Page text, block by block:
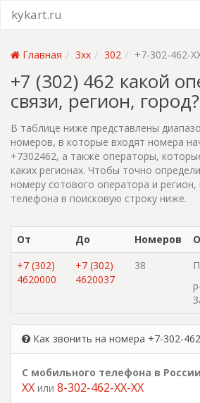
kykart.ru
Главная 3xx 302 +7-302-462-
+7 (302) 462 какой
связи, регион, город?
В таблице ниже представлены
номеров, в которые входят номера
+7302462, а также операторы,
каких регионах. Чтобы точно
номеру сотового оператора и
телефона в поисковую строку ниже.
От До Номеров
+7 (302)
4620000
+7 (302)
4620037
38
Как звонить на номера +7-302-
С мобильного телефона в
XX или 8-302-462-XX-XX